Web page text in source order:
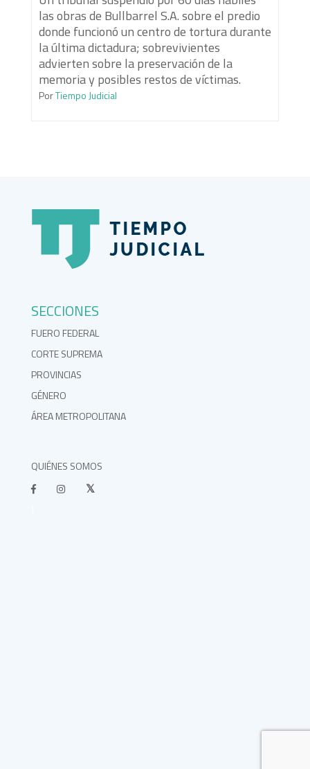
las obras de Bullbarrel S.A. sobre el predio
donde funcionó un centro de tortura durante
la última dictadura; sobrevivientes
advierten sobre la preservación de la
memoria y posibles restos de víctimas.
PorTiempo Judicial
SECCIONES
FUERO FEDERAL
CORTE SUPREMA
PROVINCIAS
GÉNERO
ÁREA METROPOLITANA
QUIÉNES SOMOS